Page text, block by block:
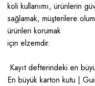
koli kullanımı, ürünlerin
sağlamak, müşterilere
ürünleri korumak
için elzemdir.
Kayıt defterindeki en
En büyük karton kutu |